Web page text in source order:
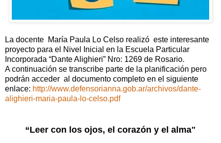
La docente María Paula Lo Celso realizó este interesante
proyecto para el Nivel Inicial en la Escuela Particular
Incorporada “Dante Alighieri” Nro: 1269 de Rosario.
A continuación se transcribe parte de la planificación pero
podrán acceder al documento completo en el siguiente
enlace: http://www.defensorianna.gob.ar/archivos/dante-
alighieri-maria-paula-lo-celso.pdf
“Leer con los ojos, el corazón y el alma"